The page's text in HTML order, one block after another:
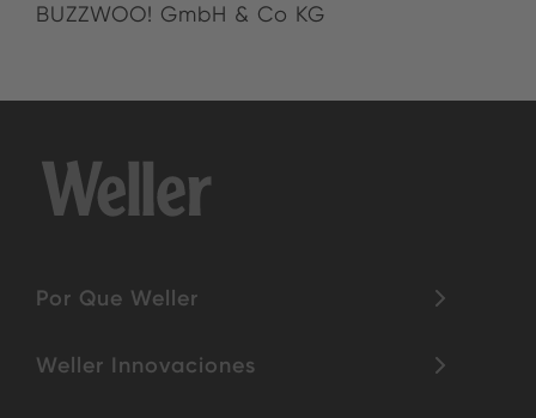
BUZZWOO! GmbH & Co KG
Por Que Weller
Weller Innovaciones